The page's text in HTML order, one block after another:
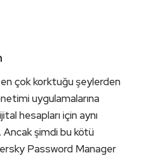
çok korktuğu şeylerden
uygulamalarına
hesapları için aynı
Ancak şimdi bu kötü
Password Manager